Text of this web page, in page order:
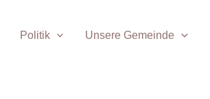
Politik Unsere Gemeinde